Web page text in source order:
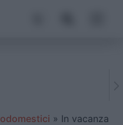
» In vacanza